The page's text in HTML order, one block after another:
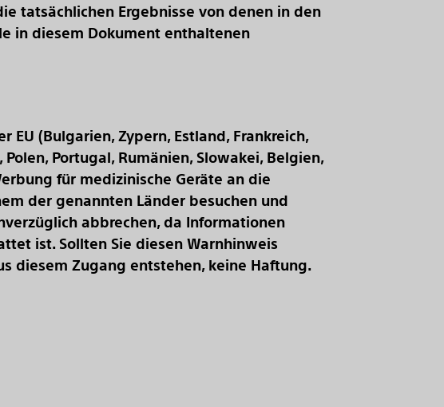
tatsächlichen Ergebnisse von denen in den
in diesem Dokument enthaltenen
(Bulgarien, Zypern, Estland, Frankreich,
Portugal, Rumänien, Slowakei, Belgien,
für medizinische Geräte an die
der genannten Länder besuchen und
abbrechen, da Informationen
ist. Sollten Sie diesen Warnhinweis
diesem Zugang entstehen, keine Haftung.